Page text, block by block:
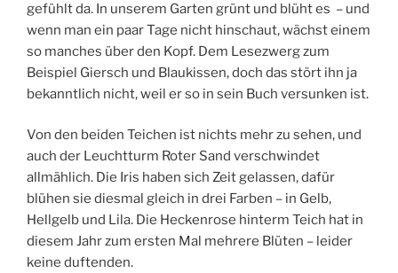
gefühlt da. In unserem Garten grünt und blüht es – und
wenn man ein paar Tage nicht hinschaut, wächst einem
so manches über den Kopf. Dem Lesezwerg zum
Beispiel Giersch und Blaukissen, doch das stört ihn ja
bekanntlich nicht, weil er so in sein Buch versunken ist.
Von den beiden Teichen ist nichts mehr zu sehen, und
auch der Leuchtturm Roter Sand verschwindet
allmählich. Die Iris haben sich Zeit gelassen, dafür
blühen sie diesmal gleich in drei Farben – in Gelb,
Hellgelb und Lila. Die Heckenrose hinterm Teich hat in
diesem Jahr zum ersten Mal mehrere Blüten – leider
keine duftenden.